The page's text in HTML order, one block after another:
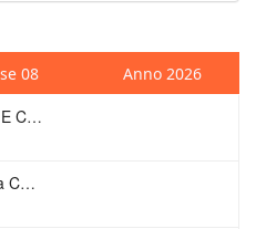
08 Anno 2026
Sal Da Vinci – Rossetto E Caffè
Cesare Cremonini – Ora Che Non Ho Più Te